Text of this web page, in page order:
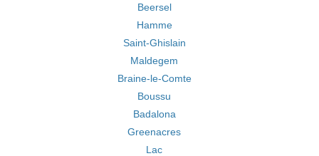
Beersel
Hamme
Saint-Ghislain
Maldegem
Braine-le-Comte
Boussu
Badalona
Greenacres
Lac